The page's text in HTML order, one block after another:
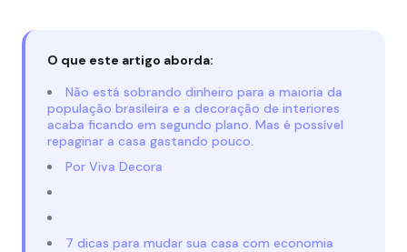
O que este artigo aborda:
Não está sobrando dinheiro para a maioria da
população brasileira e a decoração de interiores
acaba ficando em segundo plano. Mas é possível
repaginar a casa gastando pouco.
Por Viva Decora
7 dicas para mudar sua casa com economia